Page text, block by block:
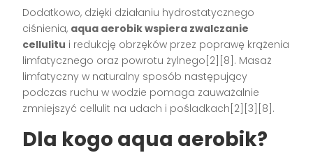
Dodatkowo, dzięki działaniu hydrostatycznego
ciśnienia, aqua aerobik wspiera zwalczanie
cellulitu i redukcję obrzęków przez poprawę krążenia
limfatycznego oraz powrotu żylnego[2][8]. Masaż
limfatyczny w naturalny sposób następujący
podczas ruchu w wodzie pomaga zauważalnie
zmniejszyć cellulit na udach i pośladkach[2][3][8].
Dla kogo aqua aerobik?